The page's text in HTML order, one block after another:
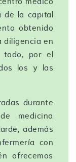
de la capital
obtenido
diligencia en
todo, por el
los y las
durante
medicina
además
con
ofrecemos